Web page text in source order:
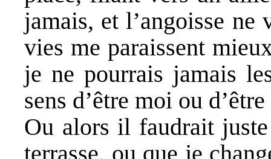
jamais, et l’angoisse ne
vies me paraissent
je ne pourrais jamais
sens d’être moi ou
Ou alors il faudrait
terrasse, ou que je